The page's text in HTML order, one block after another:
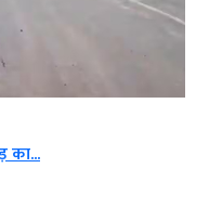
का...